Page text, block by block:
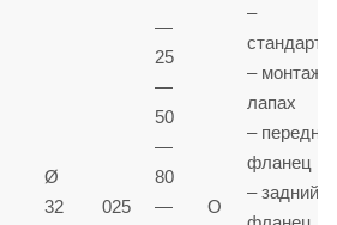
Ø
32
025
—
25
—
50
—
80
—
O
–
– монтаж
лапах
–
фланец
– задний